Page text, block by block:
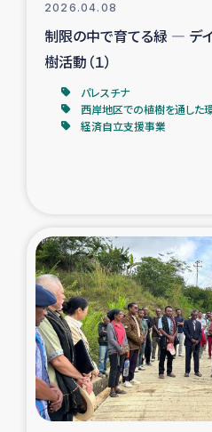
2026.04.08
制限の中で育てる緑 ― デ
樹活動（１）
パレスチナ
西岸地区での植樹を通した
経済自立支援事業